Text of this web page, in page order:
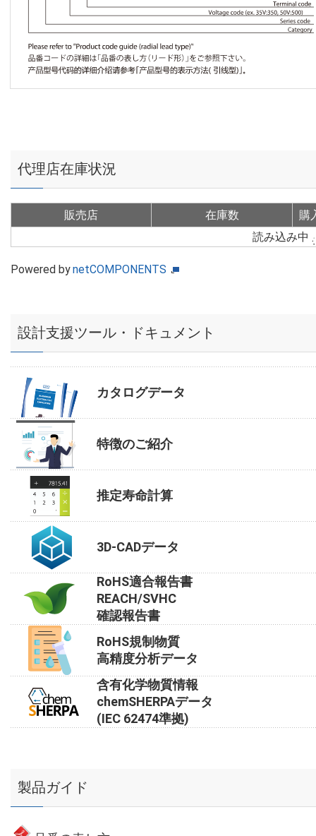
代理店在庫状況
販売店 在庫数
購
読み込み中
Powered bynetCOMPONENTS
設計支援ツール・ドキュメント
カタログデータ
特徴のご紹介
推定寿命計算
3D-CADデータ
RoHS適合報告書
REACH/SVHC
確認報告書
RoHS規制物質
高精度分析データ
含有化学物質情報
chemSHERPAデータ
(IEC 62474準拠)
製品ガイド